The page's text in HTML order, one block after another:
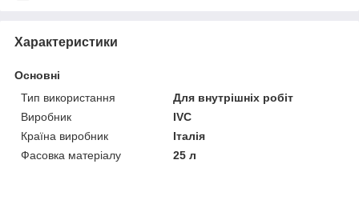
Характеристики
Основні
Тип використання
Для внутрішніх робіт
Виробник
IVC
Країна виробник
Італія
Фасовка матеріалу
25 л